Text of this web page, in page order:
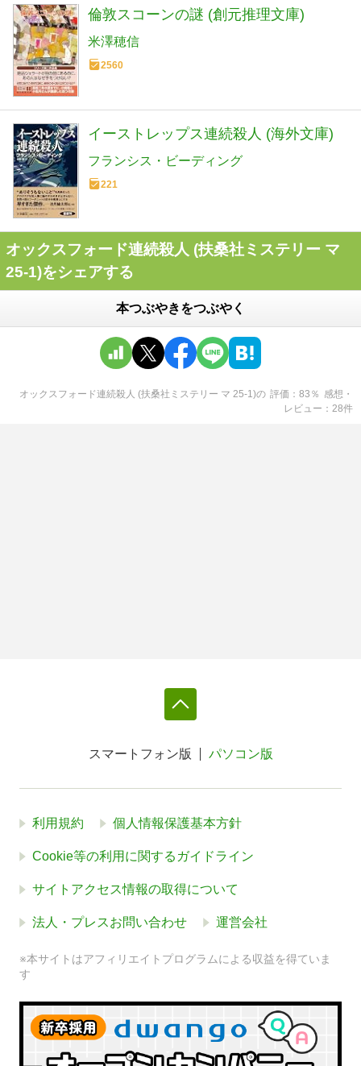
倫敦スコーンの謎 (創元推理文庫)
米澤穂信
2560
イーストレップス連続殺人 (海外文庫)
フランシス・ビーディング
221
オックスフォード連続殺人 (扶桑社ミステリー マ
25-1)をシェアする
本つぶやきをつぶやく
オックスフォード連続殺人 (扶桑社ミステリー マ 25-1)の 評価 83 ％ 感想・
レビュー
28件
スマートフォン版 パソコン版
利用規約 個人情報保護基本方針
Cookie等の利用に関するガイドライン
サイトアクセス情報の取得について
法人・プレスお問い合わせ 運営会社
※本サイトはアフィリエイトプログラムによる収益を得ていま
す